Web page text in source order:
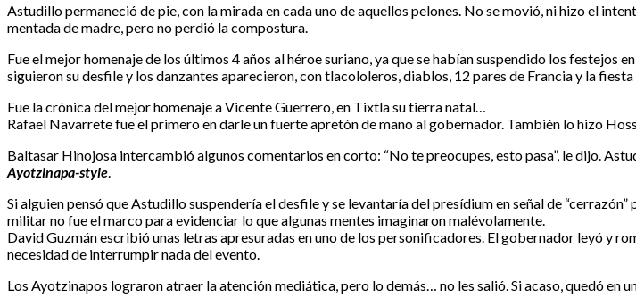
Astudillo permaneció de pie, con la mirada en cada uno de aquellos pelones. No se movió, ni hizo el
mentada de madre, pero no perdió la compostura.
Fue el mejor homenaje de los últimos 4 años al héroe suriano, ya que se habían suspendido los
siguieron su desfile y los danzantes aparecieron, con tlacololeros, diablos, 12 pares de Francia y la
Fue la crónica del mejor homenaje a Vicente Guerrero, en Tixtla su tierra natal…
Rafael Navarrete fue el primero en darle un fuerte apretón de mano al gobernador. También lo hizo
Baltasar Hinojosa intercambió algunos comentarios en corto: “No te preocupes, esto pasa”, le dijo.
Ayotzinapa-style
Si alguien pensó que Astudillo suspendería el desfile y se levantaría del presídium en señal de
militar no fue el marco para evidenciar lo que algunas mentes imaginaron malévolamente.
David Guzmán escribió unas letras apresuradas en uno de los personificadores. El gobernador leyó y
necesidad de interrumpir nada del evento.
Los Ayotzinapos lograron atraer la atención mediática, pero lo demás… no les salió. Si acaso, quedó en